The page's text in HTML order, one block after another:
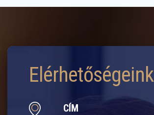
Elérhetőségeink
CÍM